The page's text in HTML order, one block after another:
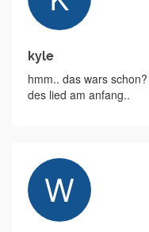
kyle
hmm.. das wars
des lied am anfang..